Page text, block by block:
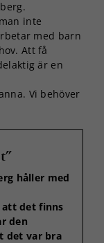
inte
med barn
Att få
är en
Vi behöver
håller med
att det finns
den
det var bra